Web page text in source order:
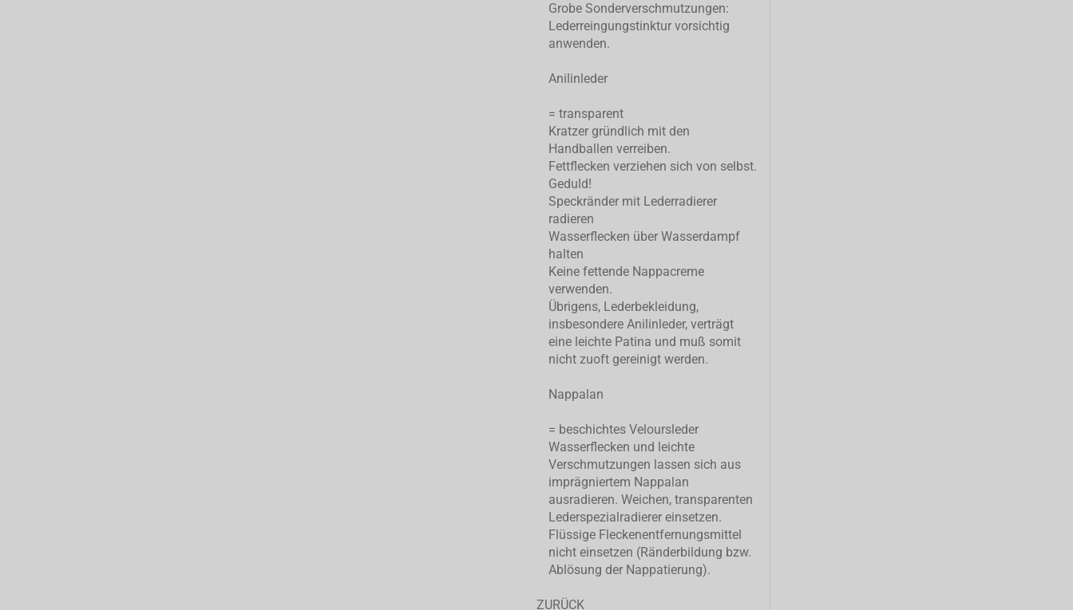
Grobe Sonderverschmutzungen:
Lederreingungstinktur vorsichtig
anwenden.
Anilinleder
= transparent
Kratzer gründlich mit den
Handballen verreiben.
Fettflecken verziehen sich von selbst.
Geduld!
Speckränder mit Lederradierer
radieren
Wasserflecken über Wasserdampf
halten
Keine fettende Nappacreme
verwenden.
Übrigens, Lederbekleidung,
insbesondere Anilinleder, verträgt
eine leichte Patina und muß somit
nicht zuoft gereinigt werden.
Nappalan
= beschichtes Veloursleder
Wasserflecken und leichte
Verschmutzungen lassen sich aus
imprägniertem Nappalan
ausradieren. Weichen, transparenten
Lederspezialradierer einsetzen.
Flüssige Fleckenentfernungsmittel
nicht einsetzen (Ränderbildung bzw.
Ablösung der Nappatierung).
ZURÜCK